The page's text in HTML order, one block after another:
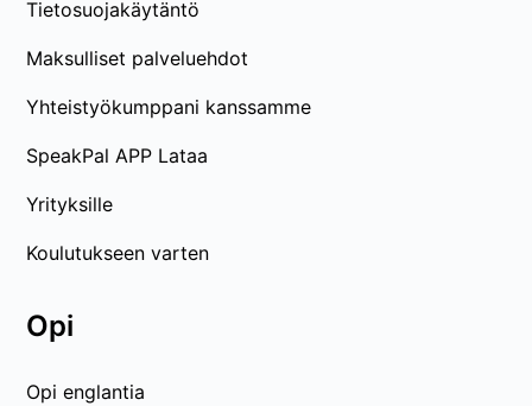
Tietosuojakäytäntö
Maksulliset palveluehdot
Yhteistyökumppani kanssamme
SpeakPal APP Lataa
Yrityksille
Koulutukseen varten
Opi
Opi englantia